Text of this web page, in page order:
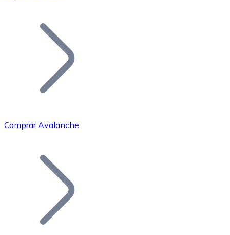
Añade tu proyecto a nuestro ecosistema.
Bitcoin
Comprar Avalanche